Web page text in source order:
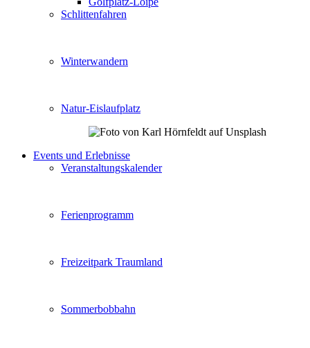
Schlittenfahren
Winterwandern
Natur-Eislaufplatz
Events und Erlebnisse
Veranstaltungskalender
Ferienprogramm
Freizeitpark Traumland
Sommerbobbahn